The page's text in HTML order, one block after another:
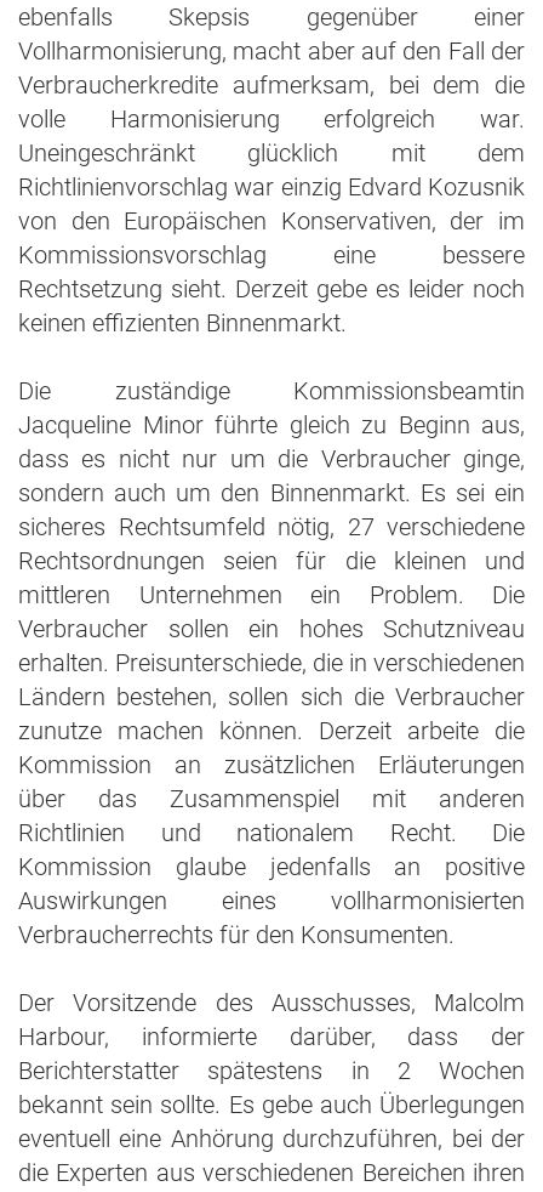
ebenfalls Skepsis gegenüber einer
Vollharmonisierung, macht aber auf den Fall der
Verbraucherkredite aufmerksam, bei dem die
volle Harmonisierung erfolgreich war.
Uneingeschränkt glücklich mit dem
Richtlinienvorschlag war einzig Edvard Kozusnik
von den Europäischen Konservativen, der im
Kommissionsvorschlag eine bessere
Rechtsetzung sieht. Derzeit gebe es leider noch
keinen effizienten Binnenmarkt.
Die zuständige Kommissionsbeamtin
Jacqueline Minor führte gleich zu Beginn aus,
dass es nicht nur um die Verbraucher ginge,
sondern auch um den Binnenmarkt. Es sei ein
sicheres Rechtsumfeld nötig, 27 verschiedene
Rechtsordnungen seien für die kleinen und
mittleren Unternehmen ein Problem. Die
Verbraucher sollen ein hohes Schutzniveau
erhalten. Preisunterschiede, die in verschiedenen
Ländern bestehen, sollen sich die Verbraucher
zunutze machen können. Derzeit arbeite die
Kommission an zusätzlichen Erläuterungen
über das Zusammenspiel mit anderen
Richtlinien und nationalem Recht. Die
Kommission glaube jedenfalls an positive
Auswirkungen eines vollharmonisierten
Verbraucherrechts für den Konsumenten.
Der Vorsitzende des Ausschusses, Malcolm
Harbour, informierte darüber, dass der
Berichterstatter spätestens in 2 Wochen
bekannt sein sollte. Es gebe auch Überlegungen
eventuell eine Anhörung durchzuführen, bei der
die Experten aus verschiedenen Bereichen ihren